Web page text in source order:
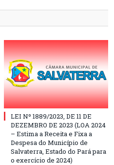
LEI Nº 1889/2023, DE 11 DE
DEZEMBRO DE 2023 (LOA 2024
– Estima a Receita e Fixa a
Despesa do Município de
Salvaterra, Estado do Pará para
o exercício de 2024)